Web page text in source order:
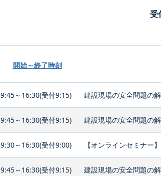
受
開始～終了時刻
9:45～16:30(受付9:15) 建設現場の安全問題の
9:45～16:30(受付9:15) 建設現場の安全問題の
9:30～16:30(受付9:00) 【オンラインセミナー
9:45～16:30(受付9:15) 建設現場の安全問題の